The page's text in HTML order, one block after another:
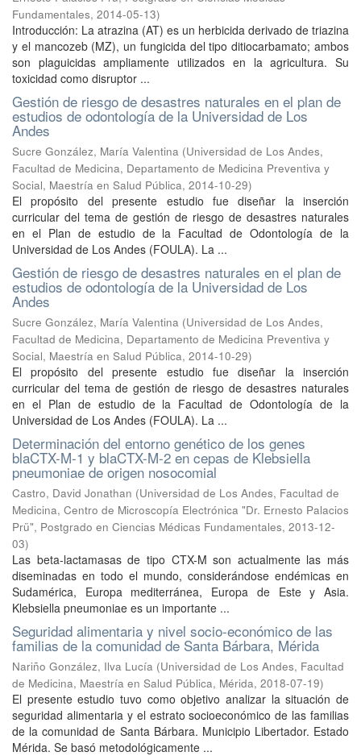
Fundamentales, 2014-05-13)
Introducción: La atrazina (AT) es un herbicida derivado de triazina
y el mancozeb (MZ), un fungicida del tipo ditiocarbamato; ambos
son plaguicidas ampliamente utilizados en la agricultura. Su
toxicidad como disruptor ...
Gestión de riesgo de desastres naturales en el plan de
estudios de odontología de la Universidad de Los
Andes
Sucre González, María Valentina (Universidad de Los Andes,
Facultad de Medicina, Departamento de Medicina Preventiva y
Social, Maestría en Salud Pública, 2014-10-29)
El propósito del presente estudio fue diseñar la inserción
curricular del tema de gestión de riesgo de desastres naturales
en el Plan de estudio de la Facultad de Odontología de la
Universidad de Los Andes (FOULA). La ...
Gestión de riesgo de desastres naturales en el plan de
estudios de odontología de la Universidad de Los
Andes
Sucre González, María Valentina (Universidad de Los Andes,
Facultad de Medicina, Departamento de Medicina Preventiva y
Social, Maestría en Salud Pública, 2014-10-29)
El propósito del presente estudio fue diseñar la inserción
curricular del tema de gestión de riesgo de desastres naturales
en el Plan de estudio de la Facultad de Odontología de la
Universidad de Los Andes (FOULA). La ...
Determinación del entorno genético de los genes
blaCTX-M-1 y blaCTX-M-2 en cepas de Klebsiella
pneumoniae de origen nosocomial
Castro, David Jonathan (Universidad de Los Andes, Facultad de
Medicina, Centro de Microscopía Electrónica "Dr. Ernesto Palacios
Prü", Postgrado en Ciencias Médicas Fundamentales, 2013-12-
03)
Las beta-lactamasas de tipo CTX-M son actualmente las más
diseminadas en todo el mundo, considerándose endémicas en
Sudamérica, Europa mediterránea, Europa de Este y Asia.
Klebsiella pneumoniae es un importante ...
Seguridad alimentaria y nivel socio-económico de las
familias de la comunidad de Santa Bárbara, Mérida
Nariño González, Ilva Lucía (Universidad de Los Andes, Facultad
de Medicina, Maestría en Salud Pública, Mérida, 2018-07-19)
El presente estudio tuvo como objetivo analizar la situación de
seguridad alimentaria y el estrato socioeconómico de las familias
de la comunidad de Santa Bárbara. Municipio Libertador. Estado
Mérida. Se basó metodológicamente ...